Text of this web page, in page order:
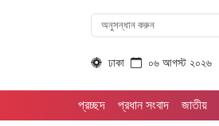
ঢাকা ০৬ আগস্ট ২০২৬
প্রচ্ছদ প্রধান সংবাদ জাতীয়